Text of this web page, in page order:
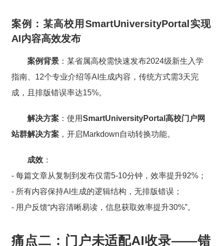
案例：某高校用SmartUniversityPortal实现
AI内容高效发布
案例背景：某省属高校需快速发布2024级新生入学
指南、12个专业介绍等AI生成内容，传统方式需3天完
成，且排版错误率达15%。
解决方案：使用SmartUniversityPortal高校门户网
站群解决方案，开启Markdown自动转换功能。
成效：
- 每篇文章从复制到发布仅需5-10分钟，效率提升92%；
- 所有内容保持AI生成的逻辑结构，无排版错误；
- 用户反馈“内容清晰易读，信息获取效率提升30%”。
痛点二：门户未适配AI收录——错